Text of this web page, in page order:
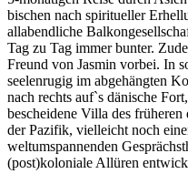
bischen nach spiritueller
allabendliche
Tag zu Tag immer bunter.
Freund von Jasmin vorbei. In
seelenrugig im abgehängten
nach rechts auf`s dänische
bescheidene Villa des
der Pazifik, vielleicht noch
weltumspannenden
(post)koloniale Allüren